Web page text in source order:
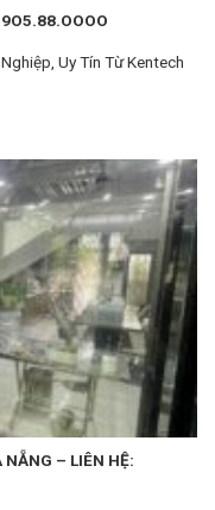
Uy Tín Từ Kentech
NẴNG – LIÊN HỆ: